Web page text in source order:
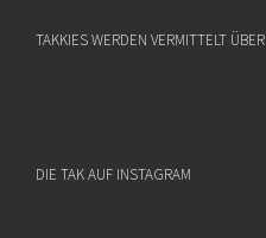
TAKKIES WERDEN VERMITTELT ÜBER
DIE TAK AUF INSTAGRAM